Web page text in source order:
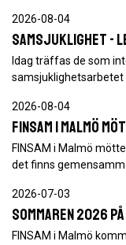
2026-08-04
Samsjuklighet -
Idag träffas de som
samsjuklighetsarbetet
2026-08-04
FINSAM i Malmö
FINSAM i Malmö
det finns
2026-07-03
Sommaren 2026 på
FINSAM i Malmö